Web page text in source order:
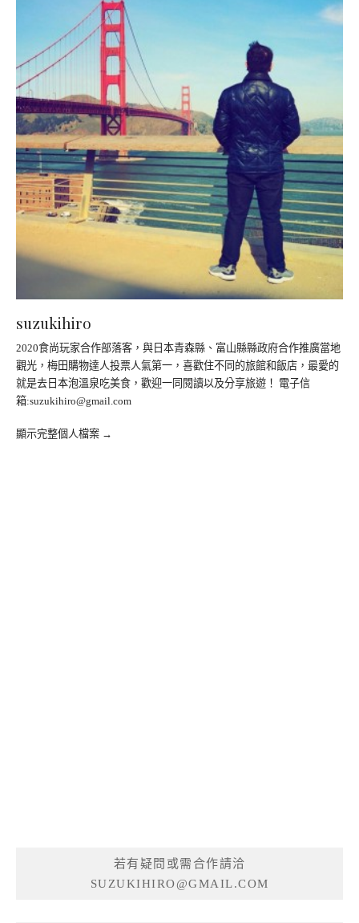
suzukihiro
2020食尚玩家合作部落客，與日本青森縣、富山縣縣政府合作推廣當地
觀光，梅田購物達人投票人氣第一，喜歡住不同的旅館和飯店，最愛的
就是去日本泡溫泉吃美食，歡迎一同閱讀以及分享旅遊！ 電子信
箱:suzukihiro@gmail.com
顯示完整個人檔案 →
若有疑問或需合作請洽
SUZUKIHIRO@GMAIL.COM